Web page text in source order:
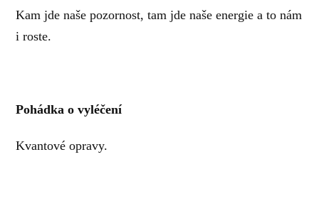
Kam jde naše pozornost, tam jde naše energie a to nám
i roste.
Pohádka o vyléčení
Kvantové opravy.